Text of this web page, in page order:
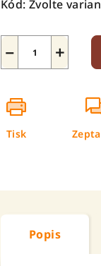
Kód: Zvolte
+
−
Tisk
Popis